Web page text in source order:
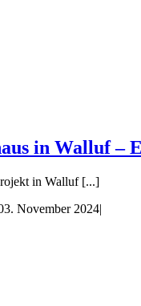
in Walluf –
in Walluf [...]
3. November 2024|